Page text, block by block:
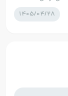
1405/04/28